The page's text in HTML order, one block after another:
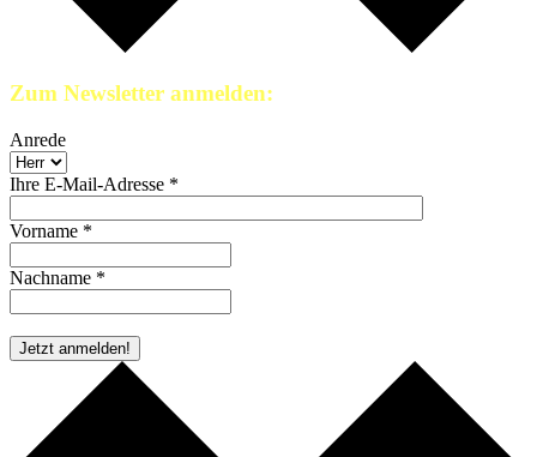
Zum Newsletter anmelden:
Anrede
Ihre E-Mail-Adresse *
Vorname *
Nachname *